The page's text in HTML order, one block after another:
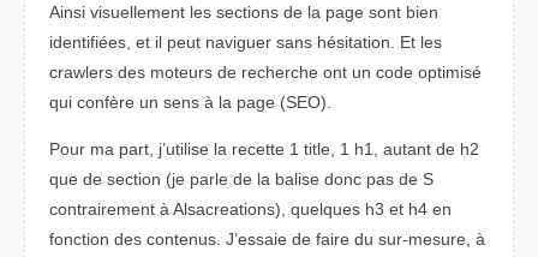
Ainsi visuellement les sections de la page sont bien
identifiées, et il peut naviguer sans hésitation. Et les
crawlers des moteurs de recherche ont un code optimisé
qui confère un sens à la page (SEO).
Pour ma part, j’utilise la recette 1 title, 1 h1, autant de h2
que de section (je parle de la balise donc pas de S
contrairement à Alsacreations), quelques h3 et h4 en
fonction des contenus. J’essaie de faire du sur-mesure, à